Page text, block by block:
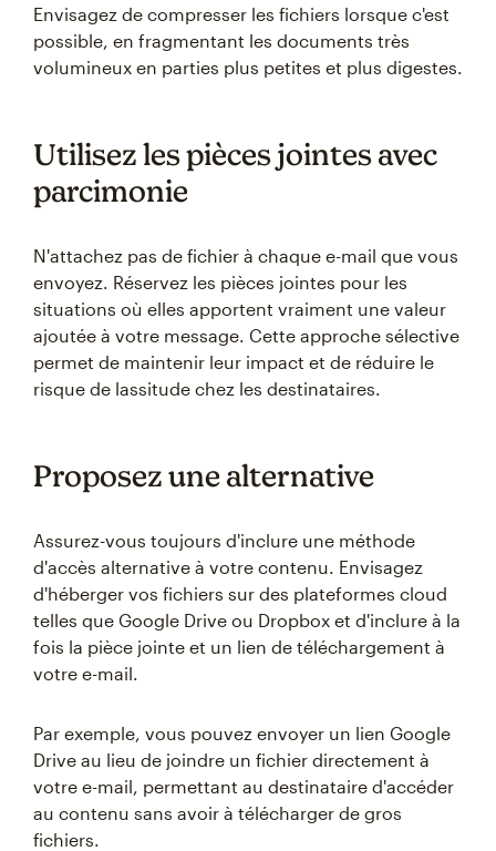
Envisagez de compresser les fichiers lorsque c'est
possible, en fragmentant les documents très
volumineux en parties plus petites et plus digestes.
Utilisez les pièces jointes avec
parcimonie
N'attachez pas de fichier à chaque e-mail que vous
envoyez. Réservez les pièces jointes pour les
situations où elles apportent vraiment une valeur
ajoutée à votre message. Cette approche sélective
permet de maintenir leur impact et de réduire le
risque de lassitude chez les destinataires.
Proposez une alternative
Assurez-vous toujours d'inclure une méthode
d'accès alternative à votre contenu. Envisagez
d'héberger vos fichiers sur des plateformes cloud
telles que Google Drive ou Dropbox et d'inclure à la
fois la pièce jointe et un lien de téléchargement à
votre e-mail.
Par exemple, vous pouvez envoyer un lien Google
Drive au lieu de joindre un fichier directement à
votre e-mail, permettant au destinataire d'accéder
au contenu sans avoir à télécharger de gros
fichiers.